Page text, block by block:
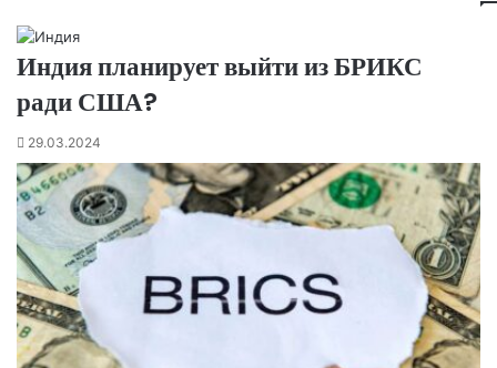
Индия планирует выйти из БРИКС
ради США?
29.03.2024